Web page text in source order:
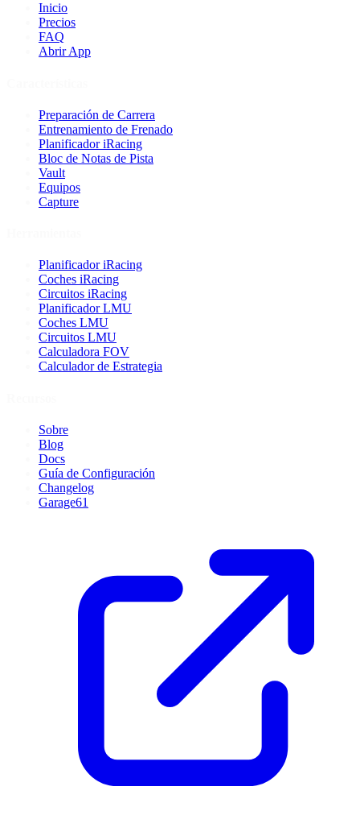
Inicio
Precios
FAQ
Abrir App
Preparación de Carrera
Entrenamiento de Frenado
Planificador iRacing
Bloc de Notas de Pista
Vault
Equipos
Capture
Planificador iRacing
Coches iRacing
Circuitos iRacing
Planificador LMU
Coches LMU
Circuitos LMU
Calculadora FOV
Calculador de Estrategia
Sobre
Blog
Docs
Guía de Configuración
Changelog
Garage61